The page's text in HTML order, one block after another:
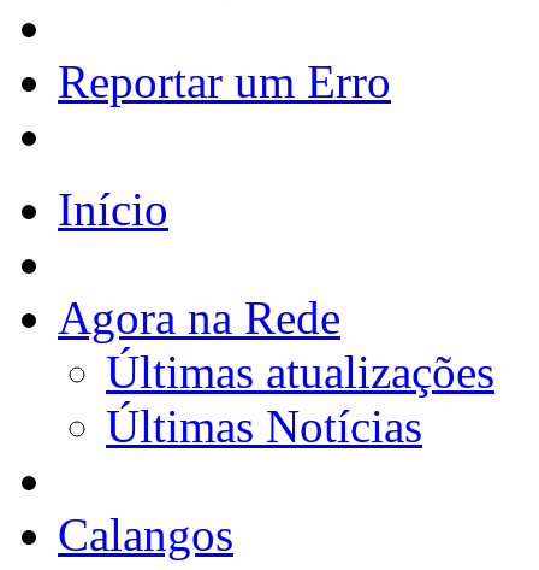
Reportar um Erro
Início
Agora na Rede
Últimas atualizações
Últimas Notícias
Calangos